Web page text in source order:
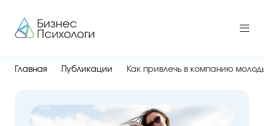
Главная Публикации Как привлечь в компанию